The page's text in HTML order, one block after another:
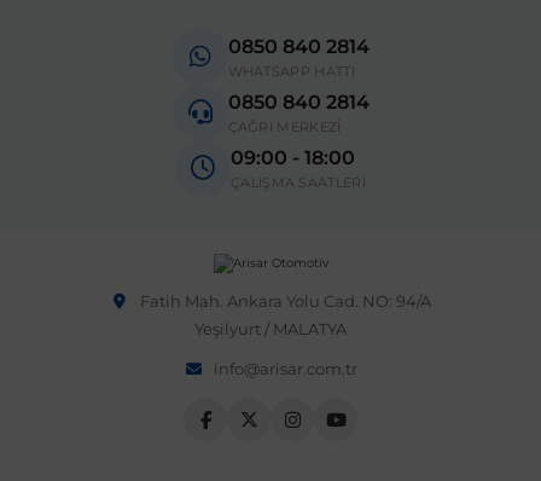
0850 840 2814
WHATSAPP HATTI
0850 840 2814
ÇAĞRI MERKEZİ
09:00 - 18:00
ÇALIŞMA SAATLERİ
Fatih Mah. Ankara Yolu Cad. NO: 94/A
Yeşilyurt / MALATYA
info@arisar.com.tr